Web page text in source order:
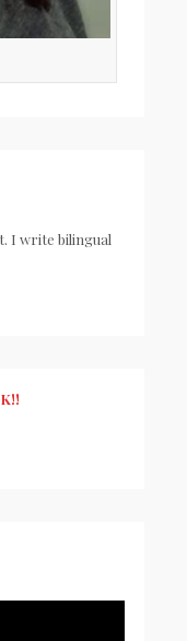
I write bilingual